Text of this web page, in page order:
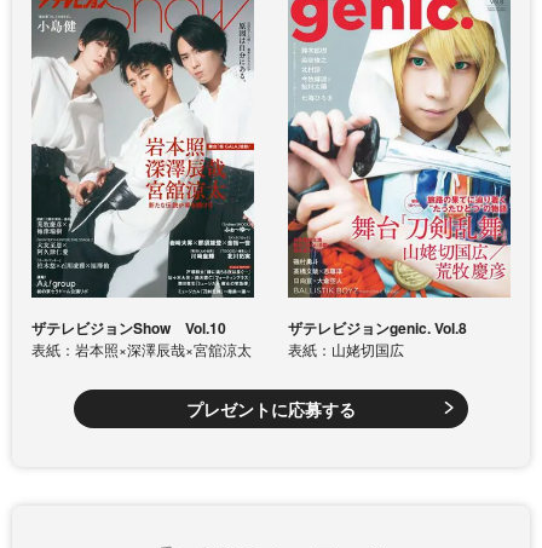
ザテレビジョンShow Vol.10
表紙：岩本照×深澤辰哉×宮舘涼太
ザテレビジョンgenic. Vol.8
表紙：山姥切国広
プレゼントに応募する